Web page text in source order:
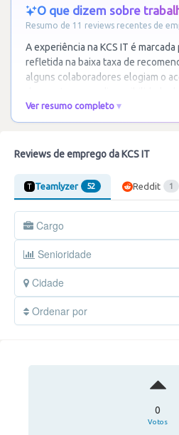
O que dizem sobre
Resumo de 11 reviews recentes de
A experiência na KCS IT é
refletida na baixa taxa de
alguns colaboradores elogiam o
Ver resumo completo
Reviews de emprego da KCS IT
Teamlyzer 52 Reddit 1
Cargo
Senioridade
Cidade
Ordenar por
0
Votos